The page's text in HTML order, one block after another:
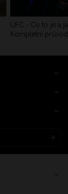
UFC - Co to je a
Kompletní